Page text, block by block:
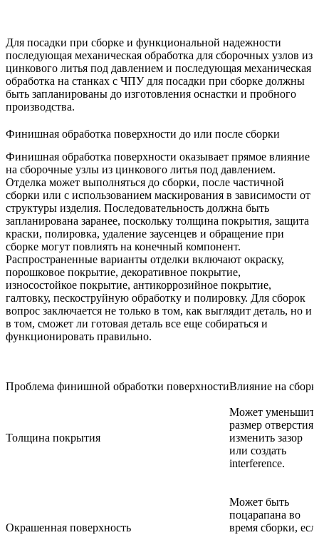
Для посадки при сборке и функциональной надежности
последующая механическая обработка для сборочных узлов из
цинкового литья под давлением и последующая механическая
обработка на станках с ЧПУ для посадки при сборке должны
быть запланированы до изготовления оснастки и пробного
производства.
Финишная обработка поверхности до или после сборки
Финишная обработка поверхности оказывает прямое влияние
на сборочные узлы из цинкового литья под давлением.
Отделка может выполняться до сборки, после частичной
сборки или с использованием маскирования в зависимости от
структуры изделия. Последовательность должна быть
запланирована заранее, поскольку толщина покрытия, защита
краски, полировка, удаление заусенцев и обращение при
сборке могут повлиять на конечный компонент.
Распространенные варианты отделки включают окраску,
порошковое покрытие, декоративное покрытие,
износостойкое покрытие, антикоррозийное покрытие,
галтовку, пескоструйную обработку и полировку. Для сборок
вопрос заключается не только в том, как выглядит деталь, но и
в том, сможет ли готовая деталь все еще собираться и
функционировать правильно.
Проблема финишной обработки поверхностиВлияние на
Толщина покрытия
Может уменьшить
размер отверстия,
изменить зазор
или создать
interference.
Окрашенная поверхность
Может быть
поцарапана во
время сборки,